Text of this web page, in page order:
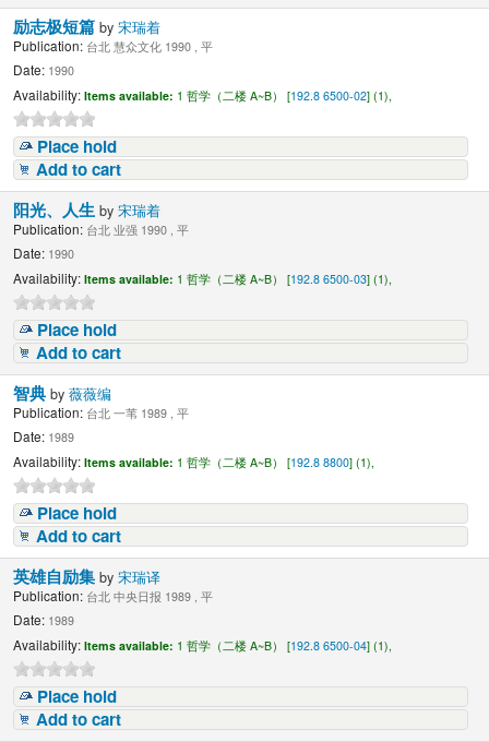
励志极短篇by宋瑞着
Publication: 台北 慧众文化 1990 , 平
Date: 1990
Availability: Items available: 1 哲学（二楼 A~B） [192.8 6500-02] (1),
Place hold
Add to cart
阳光、人生by宋瑞着
Publication: 台北 业强 1990 , 平
Date: 1990
Availability: Items available: 1 哲学（二楼 A~B） [192.8 6500-03] (1),
Place hold
Add to cart
智典by薇薇编
Publication: 台北 一苇 1989 , 平
Date: 1989
Availability: Items available: 1 哲学（二楼 A~B） [192.8 8800] (1),
Place hold
Add to cart
英雄自励集by宋瑞译
Publication: 台北 中央日报 1989 , 平
Date: 1989
Availability: Items available: 1 哲学（二楼 A~B） [192.8 6500-04] (1),
Place hold
Add to cart